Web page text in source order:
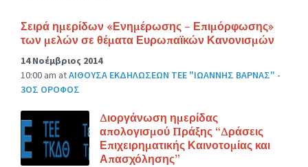
Σειρά ημερίδων «Ενημέρωσης – Επιμόρφωσης»
των μελών σε θέματα Ευρωπαϊκών Κανονισμών
14 Νοέμβριος 2014
10:00 am atΑΙΘΟΥΣΑ ΕΚΔΗΛΩΣΕΩΝ ΤΕΕ "ΙΩΑΝΝΗΣ ΒΑΡΝΑΣ" -
3ΟΣ ΟΡΟΦΟΣ
Διοργάνωση ημερίδας
απολογισμού Πράξης “Δράσεις
Επιχειρηματικής Καινοτομίας και
Απασχόλησης”